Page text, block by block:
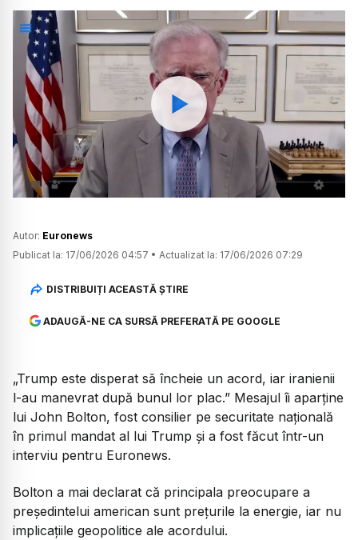
Watch
Autor: Euronews
Publicat la: 17/06/2026 04:57 • Actualizat la: 17/06/2026 07:29
DISTRIBUIȚI ACEASTĂ ȘTIRE
ADAUGĂ-NE CA SURSĂ PREFERATĂ PE GOOGLE
„Trump este disperat să încheie un acord, iar iranienii
l-au manevrat după bunul lor plac.” Mesajul îi aparține
lui John Bolton, fost consilier pe securitate națională
în primul mandat al lui Trump și a fost făcut într-un
interviu pentru Euronews.
Bolton a mai declarat că principala preocupare a
președintelui american sunt prețurile la energie, iar nu
implicațiile geopolitice ale acordului.